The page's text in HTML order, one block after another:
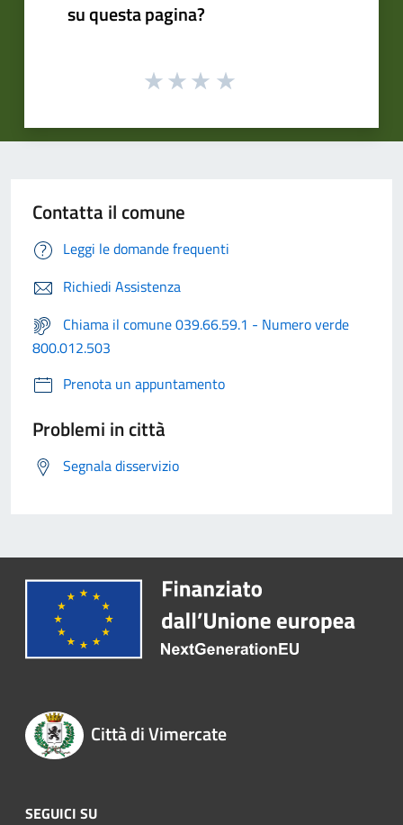
su questa pagina?
Contatta il comune
Leggi le domande frequenti
Richiedi Assistenza
Chiama il comune 039.66.59.1 - Numero verde
800.012.503
Prenota un appuntamento
Problemi in città
Segnala disservizio
Città di Vimercate
SEGUICI SU